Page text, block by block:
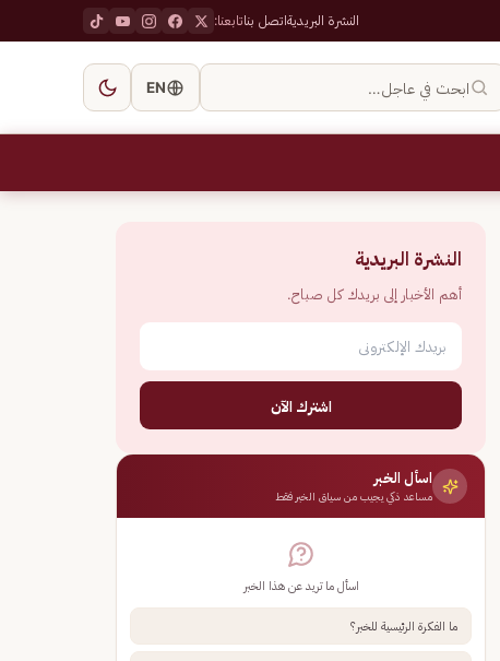
النشرة البريديةاتصل بناتابعنا:
ابحث في عاجل… EN
النشرة البريدية
أهم الأخبار إلى بريدك كل صباح.
اشترك الآن
اسأل الخبر
مساعد ذكي يجيب من سياق الخبر فقط
اسأل ما تريد عن هذا الخبر
ما الفكرة الرئيسية للخبر؟